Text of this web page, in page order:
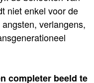
niet enkel voor de
verlangens,
completer beeld te